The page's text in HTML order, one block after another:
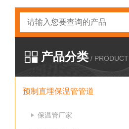
产品分类 / PRODUCT
预制直埋保温管管道
保温管厂家